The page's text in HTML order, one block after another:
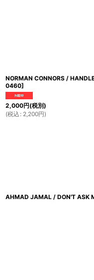
NORMAN CONNORS /
0460]
2,000円(税別)
(税込 : 2,200円)
AHMAD JAMAL / DON'T ASK